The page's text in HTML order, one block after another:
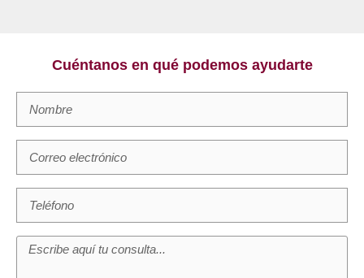
Cuéntanos en qué podemos ayudarte